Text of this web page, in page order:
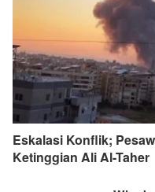
Eskalasi Konflik;
Ketinggian Ali Al-Taher